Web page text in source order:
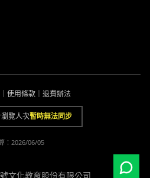
使用條款 退費辦法
覽人次暫時無法同步
： 2026/06/05
文化教育股份有限公司